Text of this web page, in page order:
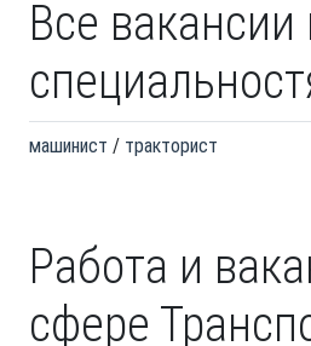
Все вакансии
машинист тракторист
Работа и
сфере